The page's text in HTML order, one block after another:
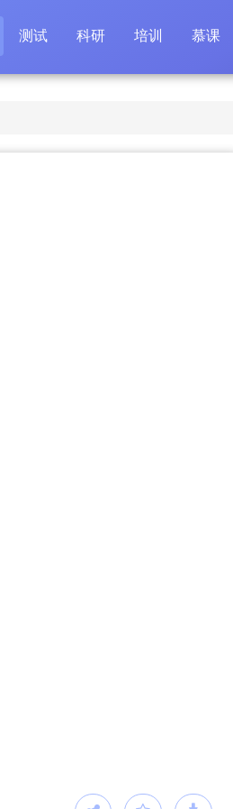
测试 科研 培训 慕课